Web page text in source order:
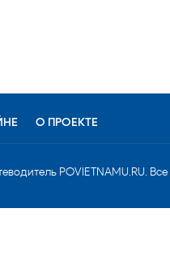
О ПРОЕКТЕ
POVIETNAMU.RU.